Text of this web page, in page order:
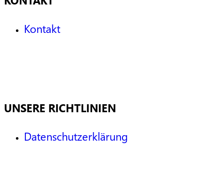
Kontakt
UNSERE RICHTLINIEN
Datenschutzerklärung